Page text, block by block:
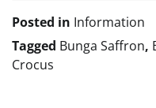
Posted in Information
Tagged Bunga Saffron,
Crocus